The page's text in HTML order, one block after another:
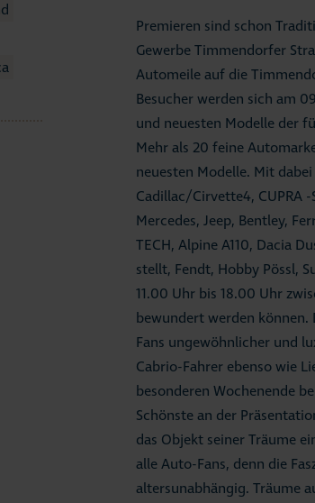
Premieren sind schon
Gewerbe Timmendorfer
Automeile auf die
Besucher werden sich am
und neuesten Modelle der
Mehr als 20 feine
neuesten Modelle. Mit
Cadillac/Cirvette4, CUPRA
Mercedes, Jeep, Bentley,
TECH, Alpine A110, Dacia
stellt, Fendt, Hobby Pössl,
11.00 Uhr bis 18.00 Uhr
bewundert werden
Fans ungewöhnlicher und
Cabrio-Fahrer ebenso wie
besonderen Wochenende
Schönste an der
das Objekt seiner Träume
alle Auto-Fans, denn die
altersunabhängig. Träume